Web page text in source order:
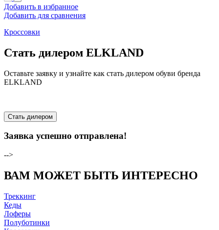
Добавить в избранное
Добавить для сравнения
Кроссовки
Стать дилером ELKLAND
Оставьте заявку и узнайте как стать дилером обуви бренда
ELKLAND
Стать дилером
Заявка успешно отправлена!
-->
ВАМ МОЖЕТ БЫТЬ ИНТЕРЕСНО
Треккинг
Кеды
Лоферы
Полуботинки